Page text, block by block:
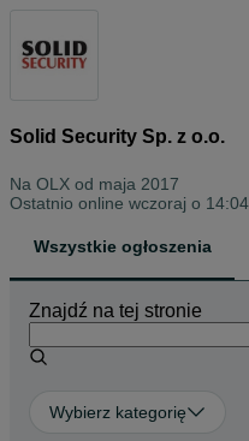
Solid Security Sp. z o.o.
Na OLX od maja 2017
Ostatnio online wczoraj o 14:04
Wszystkie ogłoszenia
Znajdź na tej stronie
Wybierz kategorię